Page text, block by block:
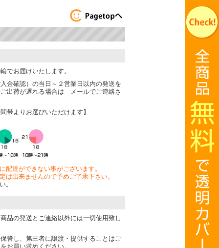
このページのト
ップへ
でお届けいたします。
金確認）の当日～２営業日以内の発送を
出荷が遅れる場合は メールでご連絡さ
帯よりお選びいただけます】
達ができない事がございます。
出来ませんので予めご了承下さい。
。
品の発送とご連絡以外には一切使用致し
管し、第三者に譲渡・提供することはご
お買い求めください。